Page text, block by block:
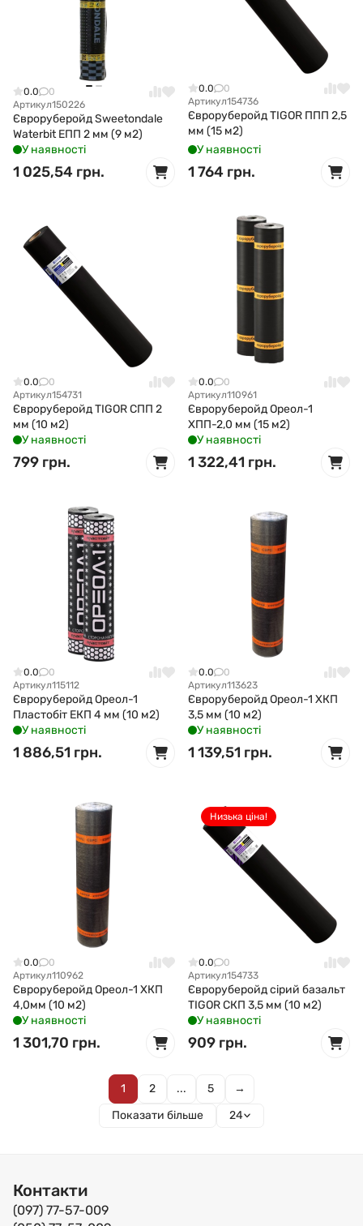
0.0
0
Артикул150226
Євроруберойд Sweetondale
Waterbit ЕПП 2 мм (9 м2)
У наявності
1 025,54 грн.
0.0
0
Артикул154736
Євроруберойд TIGOR ППП 2,5
мм (15 м2)
У наявності
1 764 грн.
0.0
0
Артикул154731
Євроруберойд TIGOR СПП 2
мм (10 м2)
У наявності
799 грн.
0.0
0
Артикул110961
Євроруберойд Ореол-1
ХПП-2,0 мм (15 м2)
У наявності
1 322,41 грн.
0.0
0
Артикул115112
Євроруберойд Ореол-1
Пластобіт ЕКП 4 мм (10 м2)
У наявності
1 886,51 грн.
0.0
0
Артикул113623
Євроруберойд Ореол-1 ХКП
3,5 мм (10 м2)
У наявності
1 139,51 грн.
0.0
0
Артикул110962
Євроруберойд Ореол-1 ХКП
4,0мм (10 м2)
У наявності
1 301,70 грн.
Низька ціна!
0.0
0
Артикул154733
Євроруберойд сірий базальт
TIGOR СКП 3,5 мм (10 м2)
У наявності
909 грн.
1 2 ... 5
→
Показати більше
24
Контакти
(097) 77-57-009